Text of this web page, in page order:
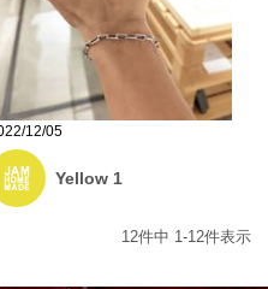
12/05
Yellow 1
12件中 1 -12件表示